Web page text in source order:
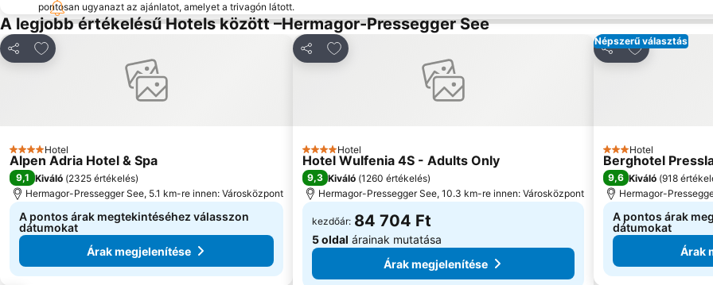
pontosan ugyanazt az ajánlatot, amelyet a trivagón látott.
A legjobb értékelésű Hotels között –Hermagor-Pressegger See
Megosztás
Hozzáadás a kedvencekhez
4 Kategória
Hotel
Alpen Adria Hotel & Spa
9,1 Kiváló (2325 értékelés)
Hermagor-Pressegger See, 5.1 km-re innen: Városközpont
A pontos árak megtekintéséhez válasszon
dátumokat
Árak megjelenítése
Megosztás
Hozzáadás a kedvencekhez
4 Kategória
Hotel
Hotel Wulfenia 4S - Adults Only
9,3 Kiváló (1260 értékelés)
Hermagor-Pressegger See, 10.3 km-re innen: Városközpont
kezdőár: 84 704 Ft
5 oldal árainak mutatása
Árak megjelenítése
Népszerű választás
Megosztás
Hozzáadás a
3 Kategória
Hotel
Berghotel
9,6 Kiváló (918
Hermagor-
A pontos árak
dátumokat
Árak